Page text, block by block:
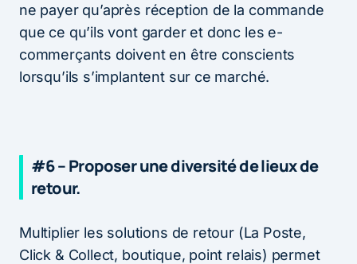
ne payer qu’après réception de la commande
que ce qu’ils vont garder et donc les e-
commerçants doivent en être conscients
lorsqu’ils s’implantent sur ce marché.
#6 – Proposer une diversité de lieux de
retour.
Multiplier les solutions de retour (La Poste,
Click & Collect, boutique, point relais) permet